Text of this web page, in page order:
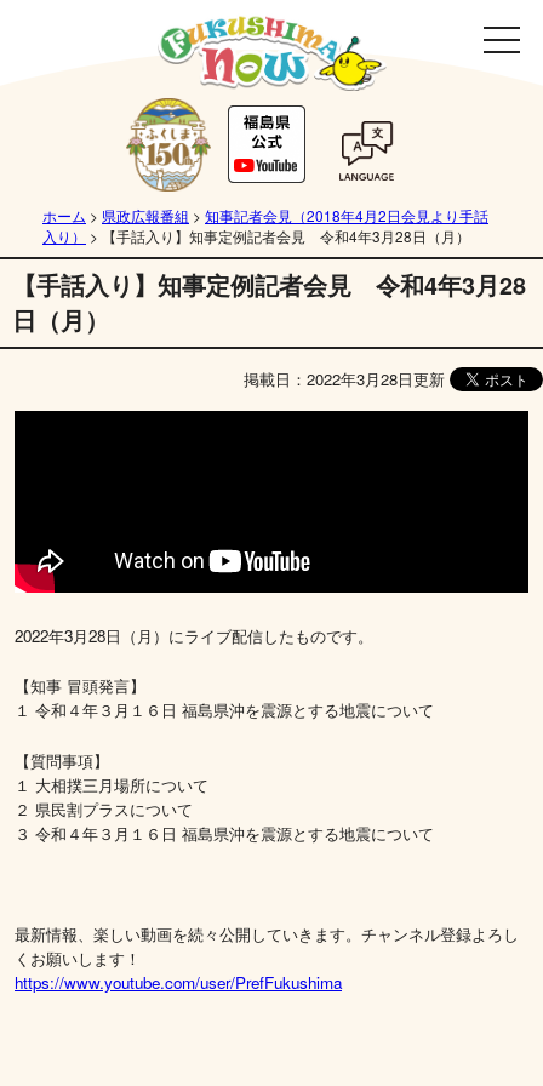
ホーム > 県政広報番組 > 知事記者会見（2018年4月2日会見より手話
入り）
> 【手話入り】知事定例記者会見 令和4年3月28日（月）
【手話入り】知事定例記者会見 令和4年3月28
日（月）
掲載日：2022年3月28日更新
2022年3月28日（月）にライブ配信したものです。
【知事 冒頭発言】
１ 令和４年３月１６日 福島県沖を震源とする地震について
【質問事項】
１ 大相撲三月場所について
２ 県民割プラスについて
３ 令和４年３月１６日 福島県沖を震源とする地震について
最新情報、楽しい動画を続々公開していきます。チャンネル登録よろし
くお願いします！
https://www.youtube.com/user/PrefFukushima